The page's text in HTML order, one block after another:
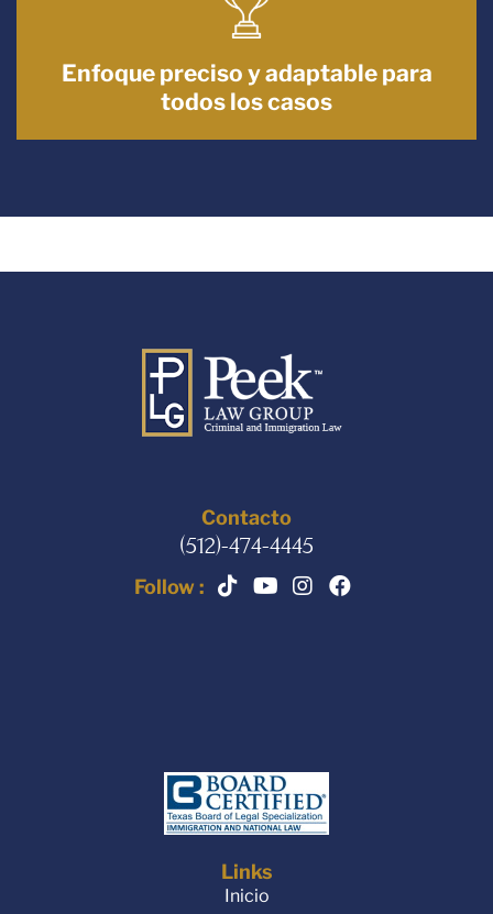
Enfoque preciso y adaptable para
todos los casos
Contacto
(512)-474-4445
Follow :
Links
Inicio